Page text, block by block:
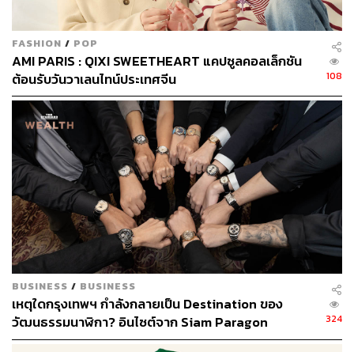
เดี่ยว 12
What:เตรียมหัวเราะกับมุกเสียดสีเด็ดๆ แห่งปี 2018 กับชาย
หนุ่มอารมณ์ดี โน้ส อุดม เจ้าของคารมที่เรียกเสียงฮาจากผู้
ชมในเดี่ยวไมโครโฟนมาแล้วถึง 11 ครั้ง มาครั้งนี้ใน ‘เดี่ยว
12’ เขาจัดเต็มให้ถึง 13 รอบ!
When:วันที่ 3-12 สิงหาคม
2561
Where:
Royal Paragon Hall สยามพารากอน
Why:ยังต้องถามกันอีกเหรอ ปีนี้บ้านเรามีเหตุการณ์หรือ
ประเด็นเด็ดๆ เยอะเหลือเกิน ไปดูกันว่าเขาจะหยิบมาล้อได้
ตลกขนาดไหน
How:บัตรราคา4,000 / 3,500 / 3,000 / 2,500 / 2,000 /
1,500 บาทสำรองที่นั่งได้ที่www.thaiticketmajor.com
Stop:BTS สถานีสยาม
FASHION / POP
AMI PARIS : QIXI SWEETHEART แคปซูลคอลเล็กชัน
ต้อนรับวันวาเลนไทน์ประเทศจีน
108
BUSINESS / BUSINESS
เหตุใดกรุงเทพฯ กำลังกลายเป็น Destination ของ
วัฒนธรรมนาฬิกา? อินไซต์จาก Siam Paragon
Bangkok Watch Week [ADVERTORIAL]
324